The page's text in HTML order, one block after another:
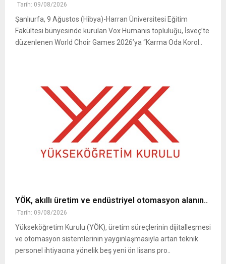
Tarih: 09/08/2026
Şanlıurfa, 9 Ağustos (Hibya)-Harran Üniversitesi Eğitim
Fakültesi bünyesinde kurulan Vox Humanis topluluğu, İsveç’te
düzenlenen World Choir Games 2026’ya “Karma Oda Korol..
YÖK, akıllı üretim ve endüstriyel otomasyon alanın..
Tarih: 09/08/2026
Yükseköğretim Kurulu (YÖK), üretim süreçlerinin dijitalleşmesi
ve otomasyon sistemlerinin yaygınlaşmasıyla artan teknik
personel ihtiyacına yönelik beş yeni ön lisans pro..